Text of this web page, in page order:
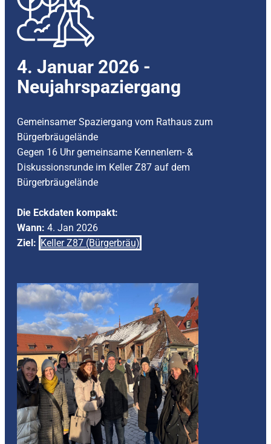
4. Januar 2026 -
Neujahrspaziergang
Gemeinsamer Spaziergang vom Rathaus zum
Bürgerbräugelände
Gegen 16 Uhr gemeinsame Kennenlern- &
Diskussionsrunde im Keller Z87 auf dem
Bürgerbräugelände
Die Eckdaten kompakt:
Wann: 4. Jan 2026
Ziel: Keller Z87 (Bürgerbräu)